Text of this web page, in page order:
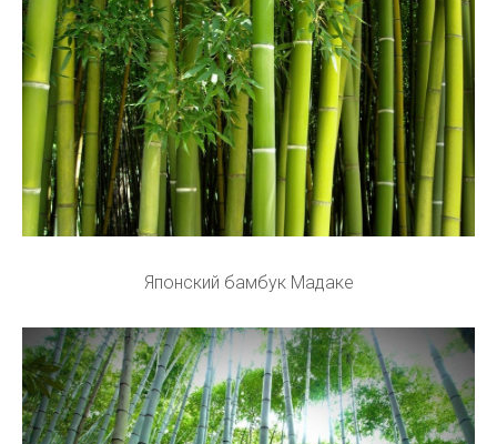
Японский бамбук Мадаке